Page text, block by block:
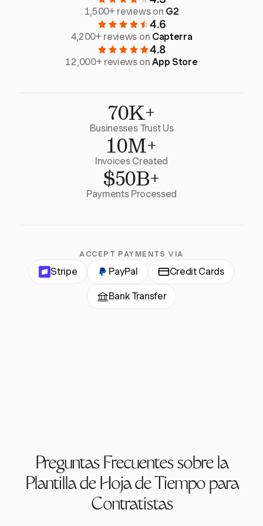
1,500+ reviews on G2
4.6
4,200+ reviews on Capterra
4.8
12,000+ reviews onApp Store
70K+
Businesses Trust Us
10M+
Invoices Created
$50B+
Payments Processed
ACCEPT PAYMENTS VIA
Stripe PayPal Credit Cards
Bank Transfer
Preguntas Frecuentes sobre la
Plantilla de Hoja de Tiempo para
Contratistas